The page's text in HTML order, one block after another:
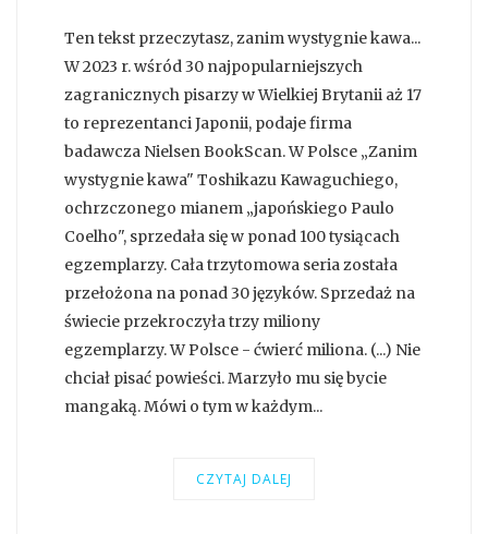
Ten tekst przeczytasz, zanim wystygnie kawa...
W 2023 r. wśród 30 najpopularniejszych
zagranicznych pisarzy w Wielkiej Brytanii aż 17
to reprezentanci Japonii, podaje firma
badawcza Nielsen BookScan. W Polsce „Zanim
wystygnie kawa" Toshikazu Kawaguchiego,
ochrzczonego mianem „japońskiego Paulo
Coelho", sprzedała się w ponad 100 tysiącach
egzemplarzy. Cała trzytomowa seria została
przełożona na ponad 30 języków. Sprzedaż na
świecie przekroczyła trzy miliony
egzemplarzy. W Polsce - ćwierć miliona. (...) Nie
chciał pisać powieści. Marzyło mu się bycie
mangaką. Mówi o tym w każdym...
CZYTAJ DALEJ